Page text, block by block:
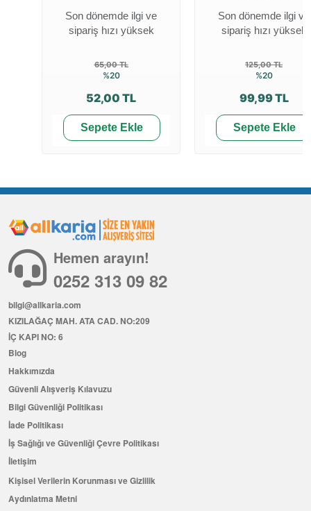
Son dönemde ilgi ve
sipariş hızı yüksek
65,00 TL
%20
52,00 TL
Sepete Ekle
Son dönemde ilgi ve
sipariş hızı yüksek
125,00 TL
%20
99,99 TL
Sepete Ekle
Hemen arayın!
0252 313 09 82
bilgi@allkaria.com
KIZILAĞAÇ MAH. ATA CAD. NO:209
İÇ KAPI NO: 6
Blog
Hakkımızda
Güvenli Alışveriş Kılavuzu
Bilgi Güvenliği Politikası
İade Politikası
İş Sağlığı ve Güvenliği Çevre Politikası
İletişim
Kişisel Verilerin Korunması ve Gizlilik
Aydınlatma Metni